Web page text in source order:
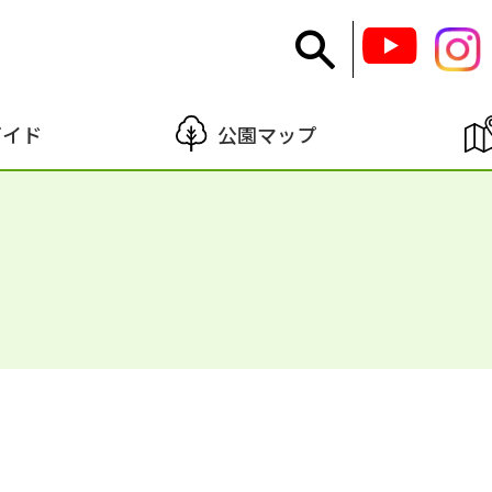
ド 公園マップ